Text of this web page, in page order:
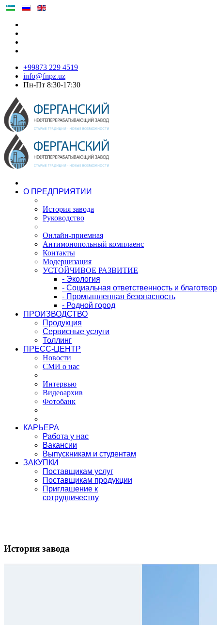
+99873 229 4519
info@fnpz.uz
Пн-Пт 8:30-17:30
О ПРЕДПРИЯТИИ
История завода
Руководство
Онлайн-приемная
Антимонопольный комплаенс
Контакты
Модернизация
УСТОЙЧИВОЕ РАЗВИТИЕ
- Экология
- Социальная ответственность и
- Промышленная безопасность
- Родной город
ПРОИЗВОДСТВО
Продукция
Сервисные услуги
Толлинг
ПРЕСС-ЦЕНТР
Новости
СМИ о нас
Интервью
Видеоархив
Фотобанк
КАРЬЕРА
Работа у нас
Вакансии
Выпускникам и студентам
ЗАКУПКИ
Поставщикам услуг
Поставщикам продукции
Приглашение к
сотрудничеству
История завода